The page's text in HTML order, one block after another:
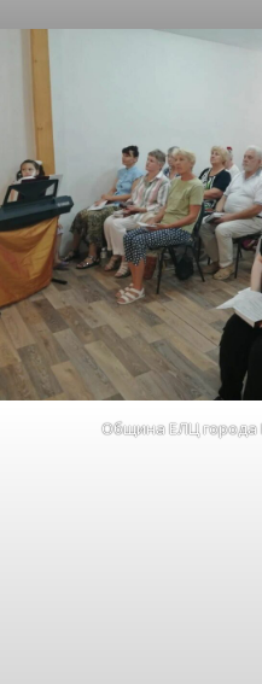
Община ЕЛЦ города